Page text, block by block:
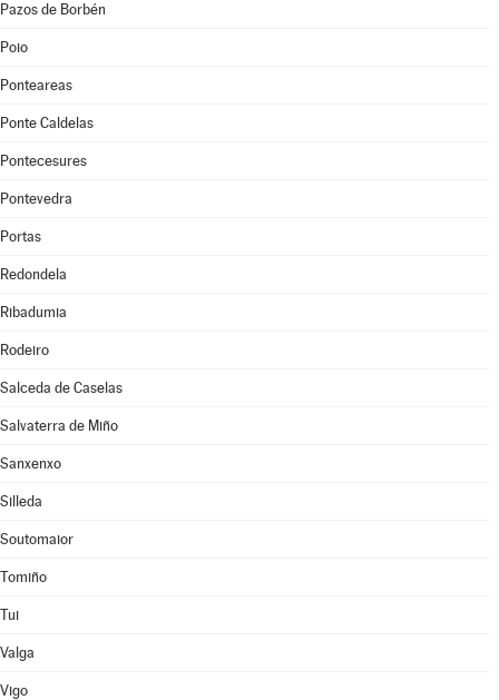
Pazos de Borbén
Poio
Ponteareas
Ponte Caldelas
Pontecesures
Pontevedra
Portas
Redondela
Ribadumia
Rodeiro
Salceda de Caselas
Salvaterra de Miño
Sanxenxo
Silleda
Soutomaior
Tomiño
Tui
Valga
Vigo